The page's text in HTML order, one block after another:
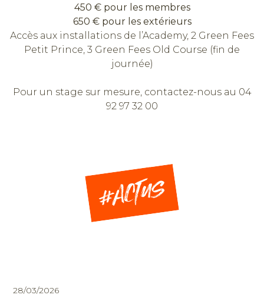
450 € pour les membres
650 € pour les extérieurs
Accès aux installations de l’Academy, 2 Green Fees
Petit Prince, 3 Green Fees Old Course (fin de
journée)
Pour un stage sur mesure, contactez-nous au 04
92 97 32 00
28/03/2026